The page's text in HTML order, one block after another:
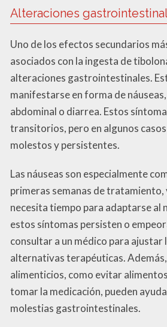
Alteraciones
Uno de los efectos secundarios
asociados con la ingesta de
alteraciones gastrointestinales.
manifestarse en forma de
abdominal o diarrea. Estos
transitorios, pero en algunos
molestos y persistentes.
Las náuseas son especialmente
primeras semanas de tratamiento,
necesita tiempo para adaptarse al
estos síntomas persisten o
consultar a un médico para ajustar
alternativas terapéuticas.
alimenticios, como evitar
tomar la medicación, pueden
molestias gastrointestinales.